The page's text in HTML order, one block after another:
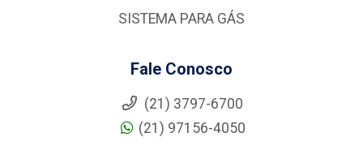
SISTEMA PARA GÁS
Fale Conosco
(21) 3797-6700
(21) 97156-4050